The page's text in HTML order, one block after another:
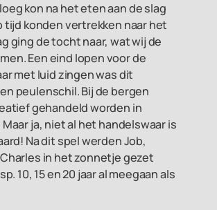
kon na het eten aan de slag
tijd konden vertrekken naar het
ging de tocht naar, wat wij de
Een eind lopen voor de
met luid zingen was dit
peulenschil. Bij de bergen
gehandeld worden in
ja, niet al het handelswaar is
Na dit spel werden Job,
in het zonnetje gezet
10, 15 en 20 jaar al meegaan als